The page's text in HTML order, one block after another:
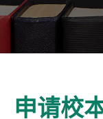
申请校